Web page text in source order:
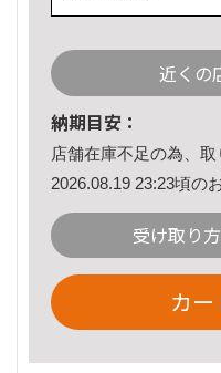
近くの
納期目安：
店舗在庫不足の為、取
2026.08.19 23:23頃の
受け取り
カ